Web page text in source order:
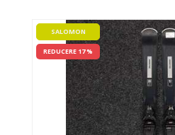
SALOMON
REDUCERE 17 %